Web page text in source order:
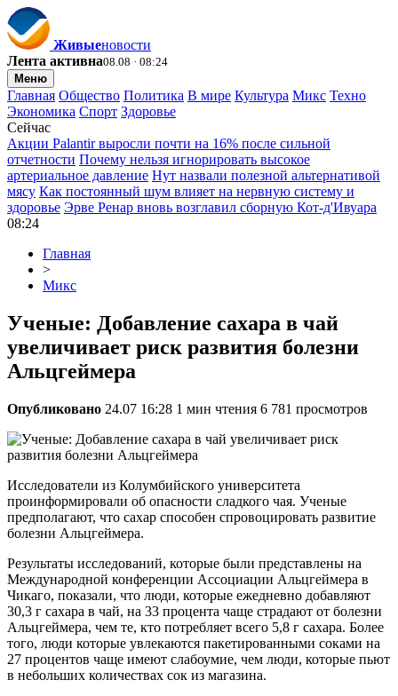
Живыеновости
Лента активна08.08 · 08:24
Меню
Главная Общество Политика В мире Культура Микс Техно
Экономика Спорт Здоровье
Сейчас
Акции Palantir выросли почти на 16% после сильной
отчетности Почему нельзя игнорировать высокое
артериальное давление Нут назвали полезной альтернативой
мясу Как постоянный шум влияет на нервную систему и
здоровье Эрве Ренар вновь возглавил сборную Кот-д'Ивуара
08:24
Главная
>
Микс
Ученые: Добавление сахара в чай
увеличивает риск развития болезни
Альцгеймера
Опубликовано 24.07 16:28 1 мин чтения 6 781 просмотров
Исследователи из Колумбийского университета
проинформировали об опасности сладкого чая. Ученые
предполагают, что сахар способен спровоцировать развитие
болезни Альцгеймера.
Результаты исследований, которые были представлены на
Международной конференции Ассоциации Альцгеймера в
Чикаго, показали, что люди, которые ежедневно добавляют
30,3 г сахара в чай, на 33 процента чаще страдают от болезни
Альцгеймера, чем те, кто потребляет всего 5,8 г сахара. Более
того, люди которые увлекаются пакетированными соками на
27 процентов чаще имеют слабоумие, чем люди, которые пьют
в небольших количествах сок из магазина.